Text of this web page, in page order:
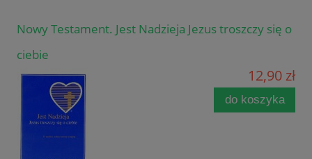
Nowy Testament. Jest Nadzieja Jezus troszczy się o
ciebie
12,90 zł
do koszyka